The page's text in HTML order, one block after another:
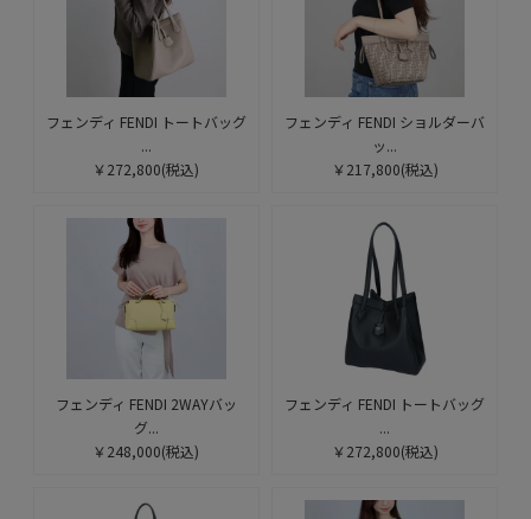
フェンディ FENDI トートバッグ
...
￥272,800(税込)
フェンディ FENDI ショルダーバ
ッ...
￥217,800(税込)
フェンディ FENDI 2WAYバッ
グ...
￥248,000(税込)
フェンディ FENDI トートバッグ
...
￥272,800(税込)